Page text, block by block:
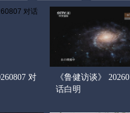
对
《鲁健访谈》
话白明